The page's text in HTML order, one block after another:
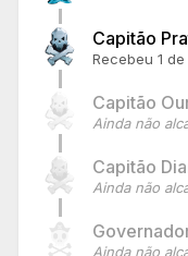
Capitão
Recebeu 1
Capitão
Ainda não
Capitão
Ainda não
Ainda não